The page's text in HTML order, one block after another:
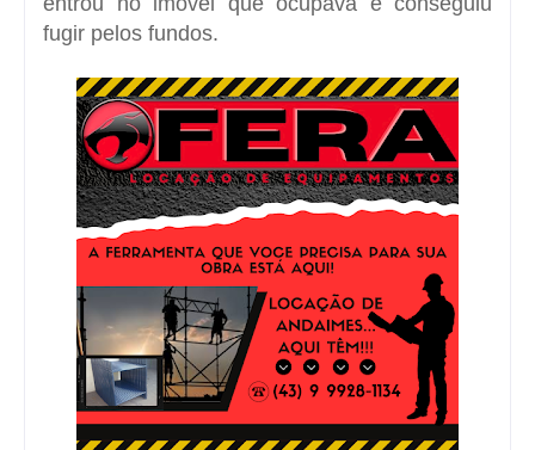
fugir pelos fundos.